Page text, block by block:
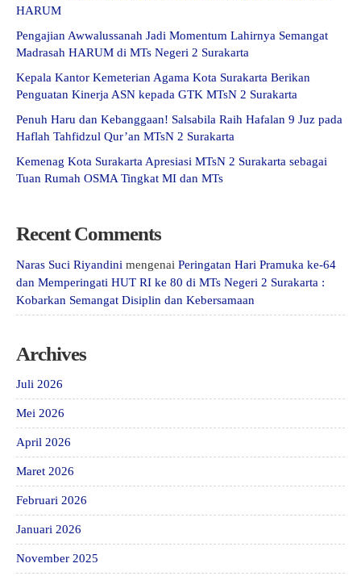
HARUM
Pengajian Awwalussanah Jadi Momentum Lahirnya Semangat
Madrasah HARUM di MTs Negeri 2 Surakarta
Kepala Kantor Kemeterian Agama Kota Surakarta Berikan
Penguatan Kinerja ASN kepada GTK MTsN 2 Surakarta
Penuh Haru dan Kebanggaan! Salsabila Raih Hafalan 9 Juz pada
Haflah Tahfidzul Qur’an MTsN 2 Surakarta
Kemenag Kota Surakarta Apresiasi MTsN 2 Surakarta sebagai
Tuan Rumah OSMA Tingkat MI dan MTs
Recent Comments
Naras Suci Riyandini mengenai Peringatan Hari Pramuka ke-64
dan Memperingati HUT RI ke 80 di MTs Negeri 2 Surakarta :
Kobarkan Semangat Disiplin dan Kebersamaan
Archives
Juli 2026
Mei 2026
April 2026
Maret 2026
Februari 2026
Januari 2026
November 2025